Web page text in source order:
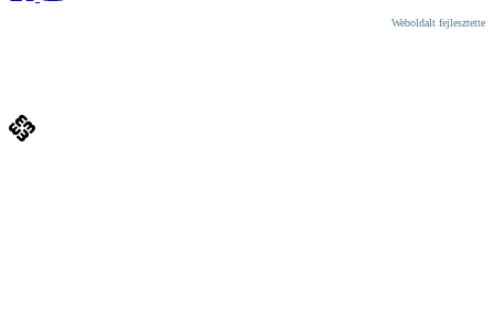
Weboldalt fejlesztette